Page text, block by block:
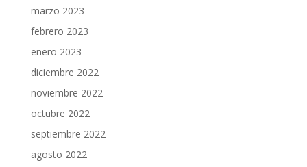
marzo 2023
febrero 2023
enero 2023
diciembre 2022
noviembre 2022
octubre 2022
septiembre 2022
agosto 2022